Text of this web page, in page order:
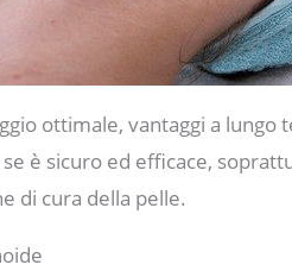
ottimale, vantaggi a
è sicuro ed efficace,
di cura della pelle.